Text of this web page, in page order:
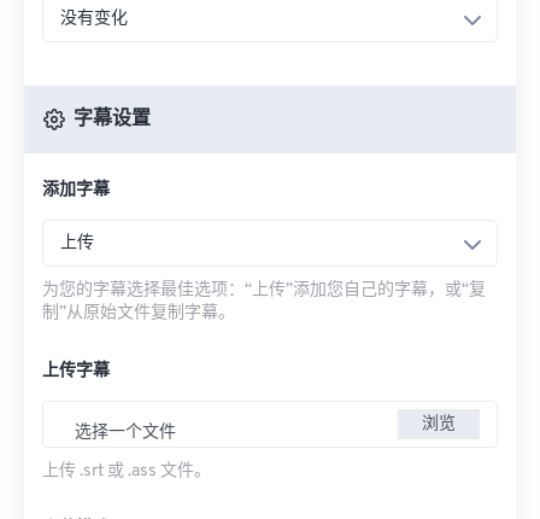
没有变化
字幕设置
添加字幕
上传
为您的字幕选择最佳选项：“上传”添加您自己的字幕，或“复
制”从原始文件复制字幕。
上传字幕
选择一个文件 浏览
上传 .srt 或 .ass 文件。